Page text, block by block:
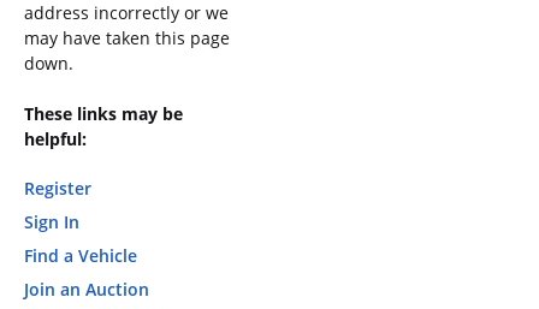
address incorrectly or we
may have taken this page
down.
These links may be
helpful:
Register
Sign In
Find a Vehicle
Join an Auction